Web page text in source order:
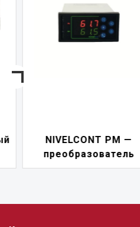
NIVELCONT PM —
преобразователь